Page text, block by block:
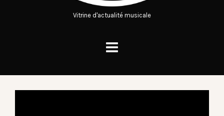
Vitrine d'actualité musicale